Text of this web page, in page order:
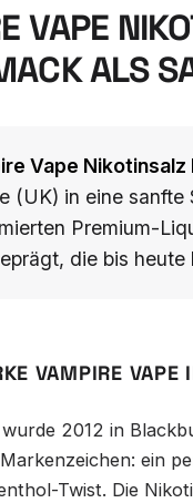
VAPE
ALS
Vape Nikotinsalz
(UK) in eine
Premium-
die bis
VAMPIRE VAPE
wurde 2012 in
ein
Twist. Die